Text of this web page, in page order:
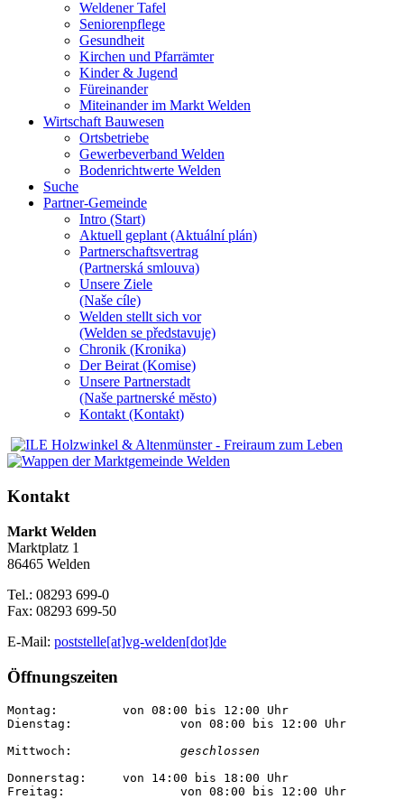
Weldener Tafel
Seniorenpflege
Gesundheit
Kirchen und Pfarrämter
Kinder & Jugend
Füreinander
Miteinander im Markt Welden
Wirtschaft Bauwesen
Ortsbetriebe
Gewerbeverband Welden
Bodenrichtwerte Welden
Suche
Partner-Gemeinde
Intro (Start)
Aktuell geplant (Aktuální plán)
Partnerschaftsvertrag
(Partnerská smlouva)
Unsere Ziele
(Naše cíle)
Welden stellt sich vor
(Welden se představuje)
Chronik (Kronika)
Der Beirat (Komise)
Unsere Partnerstadt
(Naše partnerské mĕsto)
Kontakt (Kontakt)
Kontakt
Markt Welden
Marktplatz 1
86465 Welden
Tel.: 08293 699-0
Fax: 08293 699-50
E-Mail: poststelle[at]vg-welden[dot]de
Öffnungszeiten
Montag:		von 08:00 bis 12:00 Uhr
Dienstag:		von 08:00 bis 12:00 Uhr
geschlossen
Donnerstag:	von 14:00 bis 18:00 Uhr
Freitag:		von 08:00 bis 12:00 Uhr